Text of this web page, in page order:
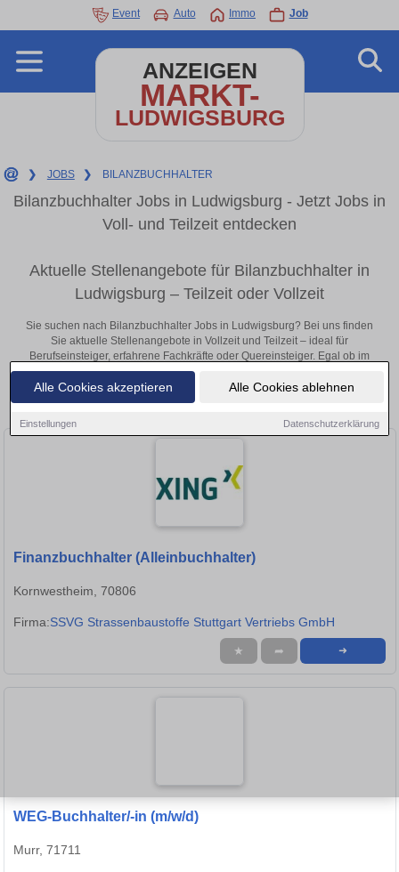
Alle Cookies akzeptieren Alle Cookies ablehnen
Einstellungen Datenschutzerklärung
Event Auto Immo Job
ANZEIGEN
MARKT-
LUDWIGSBURG
❯ JOBS ❯ BILANZBUCHHALTER
Bilanzbuchhalter Jobs in Ludwigsburg - Jetzt Jobs in
Voll- und Teilzeit entdecken
Aktuelle Stellenangebote für Bilanzbuchhalter in
Ludwigsburg – Teilzeit oder Vollzeit
Sie suchen nach Bilanzbuchhalter Jobs in Ludwigsburg? Bei uns finden
Sie aktuelle Stellenangebote in Vollzeit und Teilzeit – ideal für
Berufseinsteiger, erfahrene Fachkräfte oder Quereinsteiger. Egal ob im
Büro, vor Ort oder remote: Entdecken Sie jetzt neue Chancen in Ihrer
Region und bewerben Sie sich direkt auf passende Bilanzbuchhalter-
Stellen in Ludwigsburg!
Finanzbuchhalter (Alleinbuchhalter)
Kornwestheim, 70806
Firma:SSVG Strassenbaustoffe Stuttgart Vertriebs GmbH
★ ➦ ➜
WEG-Buchhalter/-in (m/w/d)
Murr, 71711